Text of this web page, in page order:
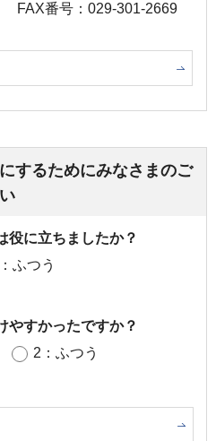
FAX番号：029-301-2669
するためにみなさまのご
役に立ちましたか？
ふつう
やすかったですか？
2：ふつう